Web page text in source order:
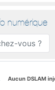
numérique
Aucun DSLAM